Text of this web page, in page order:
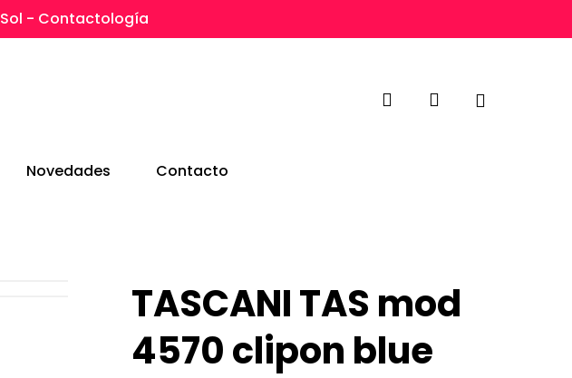
- Contactología
Novedades Contacto
TASCANI TAS mod
4570 clipon blue